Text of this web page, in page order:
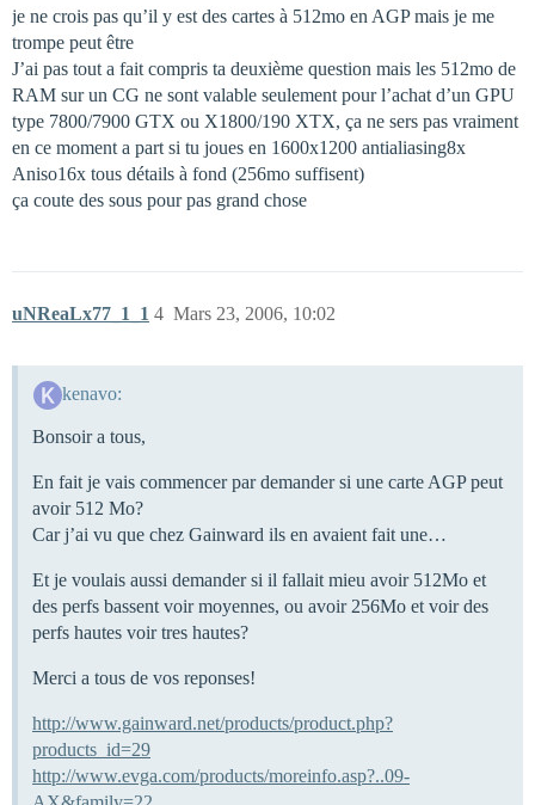
je ne crois pas qu’il y est des cartes à 512mo en AGP mais je me
trompe peut être
J’ai pas tout a fait compris ta deuxième question mais les 512mo de
RAM sur un CG ne sont valable seulement pour l’achat d’un GPU
type 7800/7900 GTX ou X1800/190 XTX, ça ne sers pas vraiment
en ce moment a part si tu joues en 1600x1200 antialiasing8x
Aniso16x tous détails à fond (256mo suffisent)
ça coute des sous pour pas grand chose
uNReaLx77_1_1 Mars 23, 2006, 10:02
4
kenavo:
Bonsoir a tous,
En fait je vais commencer par demander si une carte AGP peut
avoir 512 Mo?
Car j’ai vu que chez Gainward ils en avaient fait une…
Et je voulais aussi demander si il fallait mieu avoir 512Mo et
des perfs bassent voir moyennes, ou avoir 256Mo et voir des
perfs hautes voir tres hautes?
Merci a tous de vos reponses!
http://www.gainward.net/products/product.php?
products_id=29
http://www.evga.com/products/moreinfo.asp?..09-